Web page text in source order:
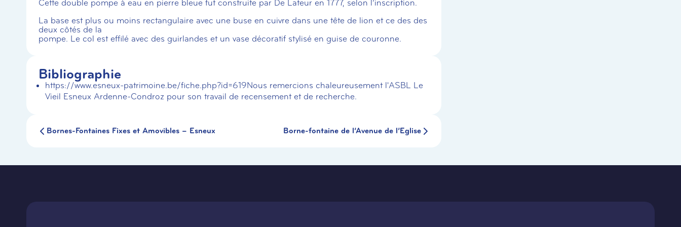
Cette double pompe à eau en pierre bleue fut construite par De Lateur en 1777, selon l’inscription.
La base est plus ou moins rectangulaire avec une buse en cuivre dans une tête de lion et ce des des
deux côtés de la
pompe. Le col est effilé avec des guirlandes et un vase décoratif stylisé en guise de couronne.
Bibliographie
https://www.esneux-patrimoine.be/fiche.php?id=619Nous remercions chaleureusement l'ASBL Le
Vieil Esneux Ardenne-Condroz pour son travail de recensement et de recherche.
Bornes-Fontaines Fixes et Amovibles – Esneux Borne-fontaine de l’Avenue de l’Eglise